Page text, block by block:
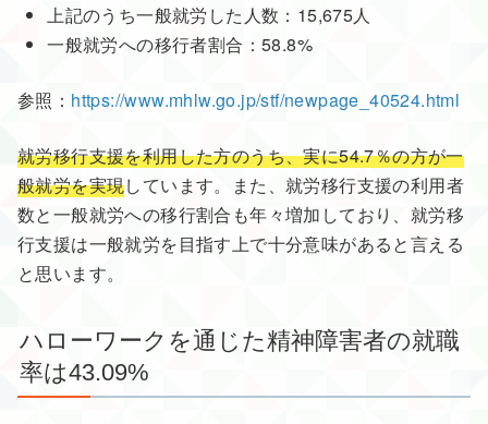
上記のうち一般就労した人数：15,675人
一般就労への移行者割合：58.8%
参照： https://www.mhlw.go.jp/stf/newpage_40524.html
就労移行支援を利用した方のうち、実に54.7％の方が一
般就労を実現しています。また、就労移行支援の利用者
数と一般就労への移行割合も年々増加しており、就労移
行支援は一般就労を目指す上で十分意味があると言える
と思います。
ハローワークを通じた精神障害者の就職
率は43.09%